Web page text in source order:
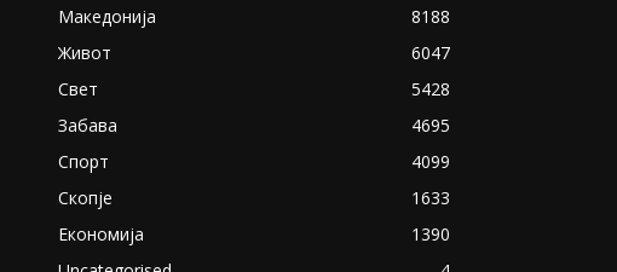
Македонија
8188
Живот
6047
Свет
5428
Забава
4695
Спорт
4099
Скопје
1633
Економија
1390